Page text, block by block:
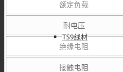
TS9线材
额定负载
耐电压
绝缘电阻
接触电阻